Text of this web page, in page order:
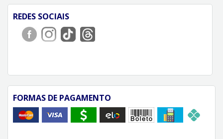
REDES SOCIAIS
FORMAS DE PAGAMENTO